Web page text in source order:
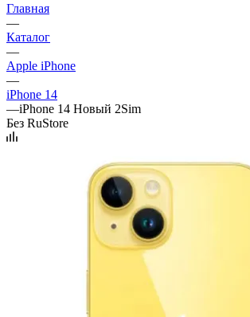
Главная
—
Каталог
—
Apple iPhone
—
iPhone 14
—iPhone 14 Новый 2Sim
Без RuStore